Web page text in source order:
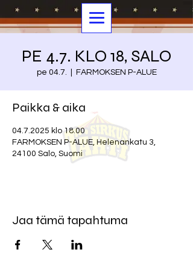
PE 4.7. KLO 18, SALO
pe 04.7. FARMOKSEN P-ALUE
Paikka & aika
04.7.2025 klo 18.00
FARMOKSEN P-ALUE, Helenankatu 3,
24100 Salo, Suomi
Jaa tämä tapahtuma